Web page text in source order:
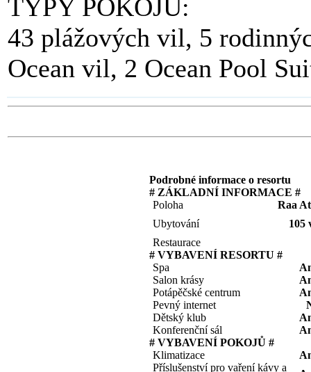
TYPY POKOJŮ:
43 plážových vil, 5
Ocean vil, 2 Ocean Pool
Podrobné informace o resortu
# ZÁKLADNÍ INFORMACE #
Poloha
Raa
Ubytování
105
Restaurace
# VYBAVENÍ RESORTU #
Spa
Salon krásy
Potápěčské centrum
Pevný internet
Dětský klub
Konferenční sál
# VYBAVENÍ POKOJŮ #
Klimatizace
Příslušenství pro vaření kávy a